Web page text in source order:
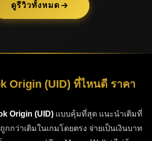
ดูรีวิวทั้งหมด
Origin (UID) ที่ไหนดี ราคา
Origin (UID) แบบคุ้มที่สุด แนะนำเติมที่
กว่าเติมในเกมโดยตรง จ่ายเป็นเงินบาท